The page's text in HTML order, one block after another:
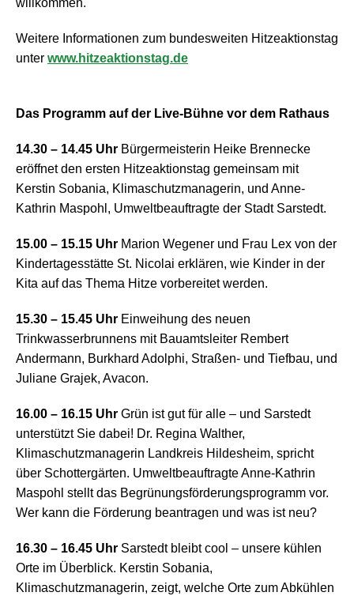
willkommen.
Weitere Informationen zum bundesweiten Hitzeaktionstag
unter www.hitzeaktionstag.de
Das Programm auf der Live-Bühne vor dem Rathaus
14.30 – 14.45 Uhr Bürgermeisterin Heike Brennecke
eröffnet den ersten Hitzeaktionstag gemeinsam mit
Kerstin Sobania, Klimaschutzmanagerin, und Anne-
Kathrin Maspohl, Umweltbeauftragte der Stadt Sarstedt.
15.00 – 15.15 Uhr Marion Wegener und Frau Lex von der
Kindertagesstätte St. Nicolai erklären, wie Kinder in der
Kita auf das Thema Hitze vorbereitet werden.
15.30 – 15.45 Uhr Einweihung des neuen
Trinkwasserbrunnens mit Bauamtsleiter Rembert
Andermann, Burkhard Adolphi, Straßen- und Tiefbau, und
Juliane Grajek, Avacon.
16.00 – 16.15 Uhr Grün ist gut für alle – und Sarstedt
unterstützt Sie dabei! Dr. Regina Walther,
Klimaschutzmanagerin Landkreis Hildesheim, spricht
über Schottergärten. Umweltbeauftragte Anne-Kathrin
Maspohl stellt das Begrünungsförderungsprogramm vor.
Wer kann die Förderung beantragen und was ist neu?
16.30 – 16.45 Uhr Sarstedt bleibt cool – unsere kühlen
Orte im Überblick. Kerstin Sobania,
Klimaschutzmanagerin, zeigt, welche Orte zum Abkühlen